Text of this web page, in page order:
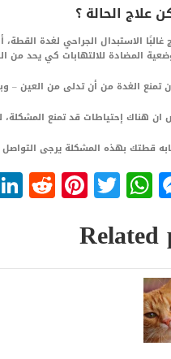
علاج الحالة ؟
غالبًا الاستبدال الجراحي لغدة
المضادة للالتهابات كي يحد من
تمنع الغدة من أن تدلى من العين –
ان هناك إحتياطات قد تمنع
قطتك بهذه المشكلة يرجى
Messenger
WhatsApp
Twitter
Related